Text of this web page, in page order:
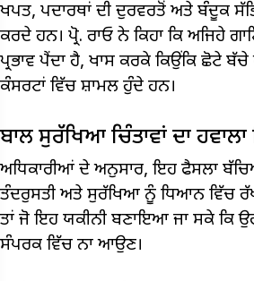
ਖਪਤ, ਪਦਾਰਥਾਂ ਦੀ ਦੁਰਵਰਤੋਂ ਅਤੇ ਬੰਦੂਕ
ਕਰਦੇ ਹਨ। ਪ੍ਰੋ. ਰਾਓ ਨੇ ਕਿਹਾ ਕਿ ਅਜਿਹੇ
ਪ੍ਰਭਾਵ ਪੈਂਦਾ ਹੈ, ਖਾਸ ਕਰਕੇ ਕਿਉਂਕਿ ਛੋਟੇ
ਕੰਸਰਟਾਂ ਵਿੱਚ ਸ਼ਾਮਲ ਹੁੰਦੇ ਹਨ।
ਬਾਲ ਸੁਰੱਖਿਆ ਚਿੰਤਾਵਾਂ ਦਾ
ਅਧਿਕਾਰੀਆਂ ਦੇ ਅਨੁਸਾਰ, ਇਹ ਫੈਸਲਾ
ਤੰਦਰੁਸਤੀ ਅਤੇ ਸੁਰੱਖਿਆ ਨੂੰ ਧਿਆਨ ਵਿੱਚ
ਤਾਂ ਜੋ ਇਹ ਯਕੀਨੀ ਬਣਾਇਆ ਜਾ ਸਕੇ ਕਿ ਉਹ
ਸੰਪਰਕ ਵਿੱਚ ਨਾ ਆਉਣ।